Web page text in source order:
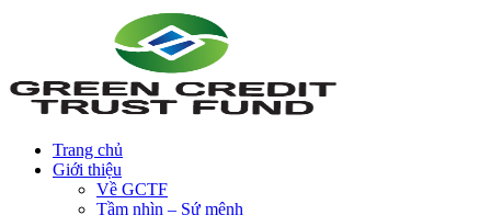
Trang chủ
Giới thiệu
Về GCTF
Tầm nhìn – Sứ mệnh